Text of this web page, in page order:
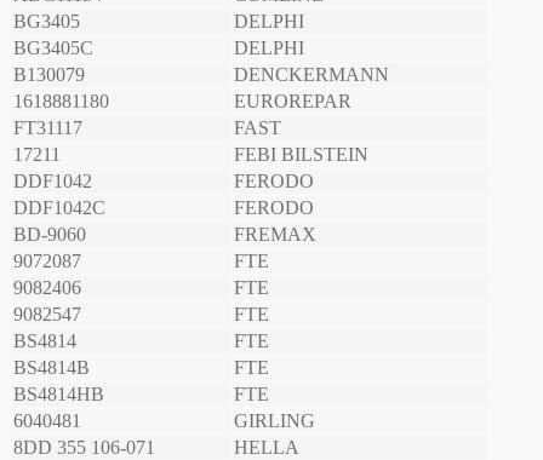
BG3405
DELPHI
BG3405C
DELPHI
B130079
DENCKERMANN
1618881180
EUROREPAR
FT31117
FAST
17211
FEBI BILSTEIN
DDF1042
FERODO
DDF1042C
FERODO
BD-9060
FREMAX
9072087
FTE
9082406
FTE
9082547
FTE
BS4814
FTE
BS4814B
FTE
BS4814HB
FTE
6040481
GIRLING
8DD 355 106-071
HELLA